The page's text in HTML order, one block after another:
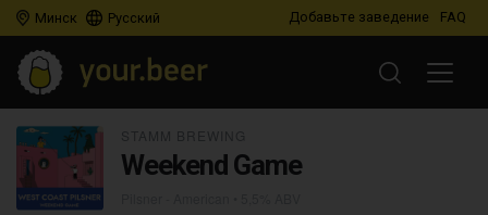
Минск Русский Добавьте заведение FAQ
Weekend Game